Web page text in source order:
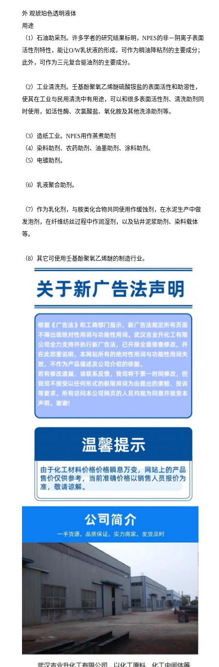
外 观琥珀色透明液体
用途
（1）石油助采剂。许多学者的研究结果标明，NPES的非－阴离子表面
活性剂特性，能让O/W乳状液的形成，可作为稠油降粘剂的主要成分；
此外，可作为三元复合驱油剂的主要成分。
（2）工业清洗剂。壬基酚聚氧乙烯醚硫酸铵盐的表面活性和助溶性，
使其在工业与民用清洗中有用途，可以和很多表面活性剂、清洗助剂同
时使用，如活性酶、次氯酸盐、氧化胺及其他洗涤助剂等。
（3）造纸工业。NPES用作蒸煮助剂
（4）染料助剂、农药助剂、油墨助剂、涂料助剂。
（5）电镀助剂。
（6）乳液聚合助剂。
（7）作为乳化剂，与胺类化合物共同使用作缓蚀剂，在水泥生产中做
发泡剂，在纤维纺丝过程中作润湿剂，以及钻井泥浆助剂、染料载体
等。
（8）其它可使用壬基酚聚氧乙烯醚的制造行业。